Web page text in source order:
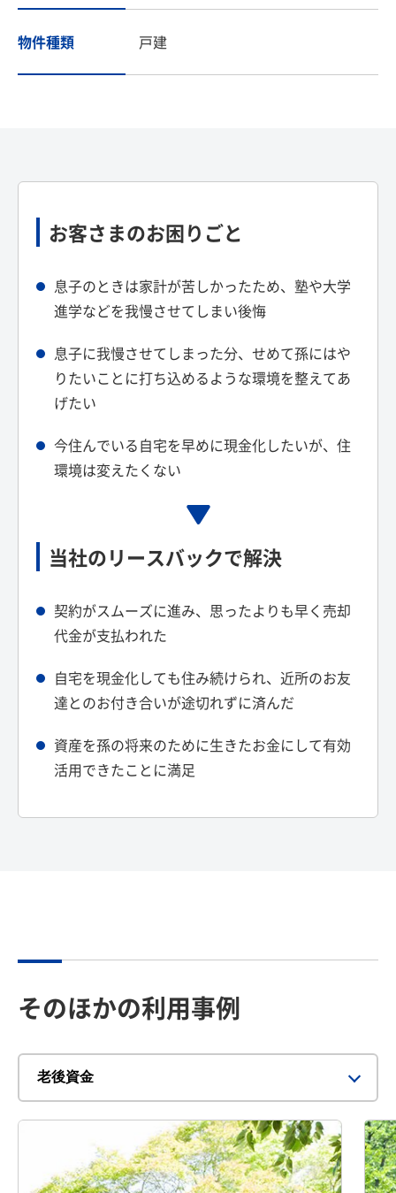
物件種類 戸建
お客さまのお困りごと
息子のときは家計が苦しかったため、塾や大学
進学などを我慢させてしまい後悔
息子に我慢させてしまった分、せめて孫にはや
りたいことに打ち込めるような環境を整えてあ
げたい
今住んでいる自宅を早めに現金化したいが、住
環境は変えたくない
当社のリースバックで解決
契約がスムーズに進み、思ったよりも早く売却
代金が支払われた
自宅を現金化しても住み続けられ、近所のお友
達とのお付き合いが途切れずに済んだ
資産を孫の将来のために生きたお金にして有効
活用できたことに満足
そのほかの利用事例